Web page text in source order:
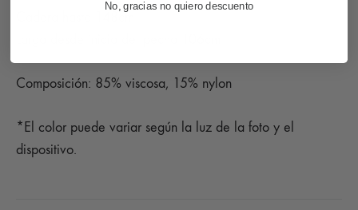
Cadera hasta 148cm
Composición: 85% viscosa, 15% nylon
*El color puede variar según la luz de la foto y el
dispositivo.
No, gracias no quiero descuento